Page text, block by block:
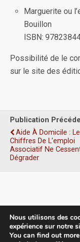
Marguerite ou
Bouillon
ISBN:
Possibilité de le
sur le site des
Publication
Aide À Domicile :
Chiffres De L’emploi
Associatif Ne
Dégrader
Nous utilisons des
expérience sur notre
You can find out